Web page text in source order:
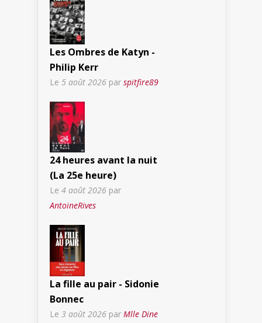
Les Ombres de Katyn -
Philip Kerr
Le 5 août 2026 par spitfire89
24 heures avant la nuit
(La 25e heure)
Le 4 août 2026 par
AntoineRives
La fille au pair - Sidonie
Bonnec
Le 3 août 2026 par Mlle Dine